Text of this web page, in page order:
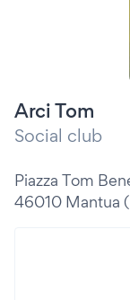
Arci Tom
Social club
Piazza Tom
46010 Mantua